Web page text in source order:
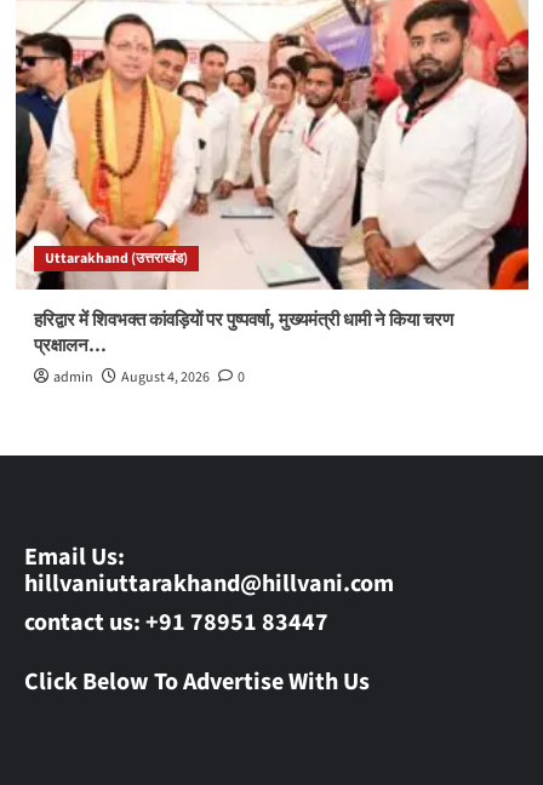
Uttarakhand (उत्तराखंड)
हरिद्वार में शिवभक्त कांवड़ियों पर पुष्पवर्षा, मुख्यमंत्री धामी ने किया चरण
प्रक्षालन…
admin August 4, 2026 0
Email Us:
hillvaniuttarakhand@hillvani.com
contact us: +91 78951 83447
Click Below To Advertise With Us